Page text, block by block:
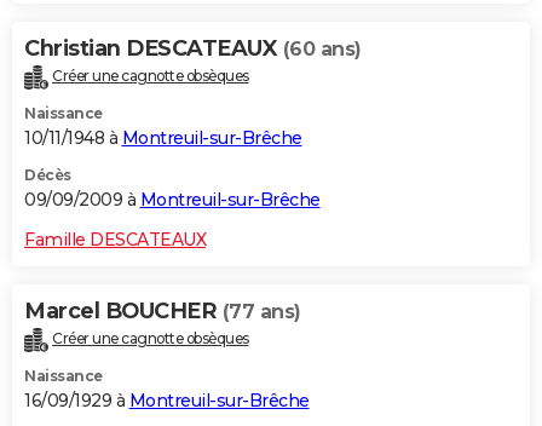
Christian DESCATEAUX (60 ans)
Créer une cagnotte obsèques
Naissance
10/11/1948 à Montreuil-sur-Brêche
Décès
09/09/2009 à Montreuil-sur-Brêche
Famille DESCATEAUX
Marcel BOUCHER (77 ans)
Créer une cagnotte obsèques
Naissance
16/09/1929 à Montreuil-sur-Brêche